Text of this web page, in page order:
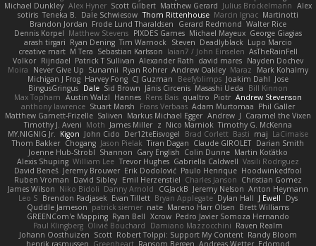
Michael Dunkley Alex Hyner Scott Gilbert Matthew Gerard Julius Brockelmann Alex
sotiris Teneka B. Dale Schwiesow Thom Rittenhouse Marcin Ignac Martinotti
Brandon Jordan Frode Lund Tharaldsen Gerard Redmond Walter Rice
Dennis Korpel Matthew Stevens PIXDES Games Michael Mayeux George Giagias
arash tirgari Ryan Dening Tim Warnock Steven Deadlyblack Lupo Marcio
creative mart M Tera Sebastian Karlsson Iaian7 / John Einselen AsTheRainFell
Volkor Rijndael Patrick T Sullivan Alexander Rath david mares Nayden Dochev
Moira
Never Give Up Sunamii Ryan Rohrer Andrew Oakley Maraz
Mark Kohalmy
Michigan J Frog Harvey Fong CJ Guzman Beefyblimps Joakim Dahl Jose
BingusGringus Dale Sid Brown Jānis Circenis Masashi Ueda
Bill Kinnon
Max Topham Austin Walzl Hannes Rens Bais qualtro Piotr Andrew Stevenson
anthony lawrence Stuart Marsh Frans Verbaas Adam Murtomaa Phil Galler
Matthew Garnett-Frizelle Saliven Markus Michael Egger Andrew J Caramel the Vixen
Timothy J. Aveni Moth James Miller z Nico Marniok Timothy G. McKenna
MY.NIGNIG Jr. Kigon John Cido Der12teEisvogel Brad Corlett Basti maj LaCimaise
Thom Bakker Chogang Jason Pielak Tiran Dagan Claude GIROLET Darian Smith
Joenne Hub-Strobl Shannon Gary English Colin Dunne Martin Koťátko
Alexis Shuping William Lee Trevor Hughes Gabriella Caldwell Vasili Rodriguez
David Beneš Jeremy Brouwer Erik Dodolović Paulo Henrique Hoodwinkedfool
Ruben Vroman David Sibley Emil Herzenstiel Charles Janson Christian Gomez
James Wilson Niko Bidoli Danny Arnold CGJackB Jeremy Nelson Anton Heymann
Leo S Brendon Padjasek Evan Tillett Bryan Applegate Dylan Hall J Ewell
Dys
Quddle Jameson patrick siemer nate Mareno Harr Olsen Brett Williams
GREENCom'e Mapping Ryan Bell Xcrow Pedro Javier Somoza Hernando
Paul Klingberg Olivié Bouchard Damiano Mazzocchini Raven Realm
Johann Oosthuizen Scott Robert Tolppi: Support My Content Randy Bloom
henrik rasmussen Greenheart Ransom Bergen Andreas Wetter Edomod